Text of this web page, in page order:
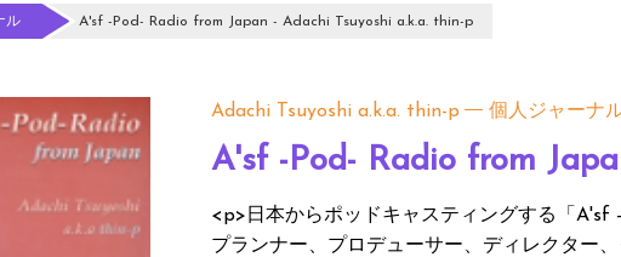
ル A'sf -Pod- Radio from Japan - Adachi Tsuyoshi a.k.a. thin-p
Adachi Tsuyoshi a.k.a. thin-p 個人ジャーナ
A'sf -Pod- Radio from
<p>日本からポッドキャスティングする「
プランナー、プロデューサー、ディレクター